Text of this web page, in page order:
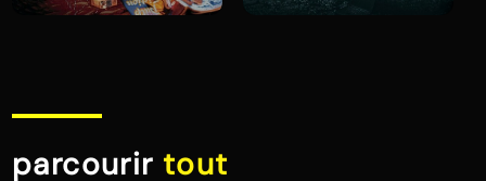
parcourir tout